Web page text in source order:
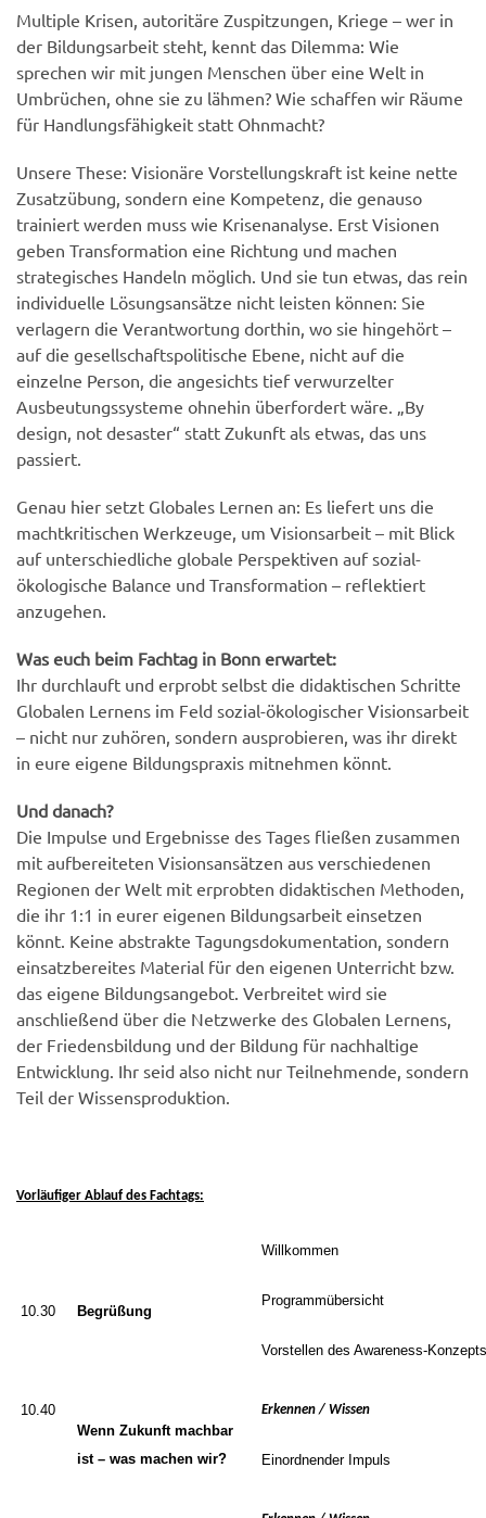
Multiple Krisen, autoritäre Zuspitzungen, Kriege – wer in
der Bildungsarbeit steht, kennt das Dilemma: Wie
sprechen wir mit jungen Menschen über eine Welt in
Umbrüchen, ohne sie zu lähmen? Wie schaffen wir Räume
für Handlungsfähigkeit statt Ohnmacht?
Unsere These: Visionäre Vorstellungskraft ist keine nette
Zusatzübung, sondern eine Kompetenz, die genauso
trainiert werden muss wie Krisenanalyse. Erst Visionen
geben Transformation eine Richtung und machen
strategisches Handeln möglich. Und sie tun etwas, das rein
individuelle Lösungsansätze nicht leisten können: Sie
verlagern die Verantwortung dorthin, wo sie hingehört –
auf die gesellschaftspolitische Ebene, nicht auf die
einzelne Person, die angesichts tief verwurzelter
Ausbeutungssysteme ohnehin überfordert wäre. „By
design, not desaster“ statt Zukunft als etwas, das uns
passiert.
Genau hier setzt Globales Lernen an: Es liefert uns die
machtkritischen Werkzeuge, um Visionsarbeit – mit Blick
auf unterschiedliche globale Perspektiven auf sozial-
ökologische Balance und Transformation – reflektiert
anzugehen.
Was euch beim Fachtag in Bonn erwartet:
Ihr durchlauft und erprobt selbst die didaktischen Schritte
Globalen Lernens im Feld sozial-ökologischer Visionsarbeit
– nicht nur zuhören, sondern ausprobieren, was ihr direkt
in eure eigene Bildungspraxis mitnehmen könnt.
Und danach?
Die Impulse und Ergebnisse des Tages fließen zusammen
mit aufbereiteten Visionsansätzen aus verschiedenen
Regionen der Welt mit erprobten didaktischen Methoden,
die ihr 1:1 in eurer eigenen Bildungsarbeit einsetzen
könnt. Keine abstrakte Tagungsdokumentation, sondern
einsatzbereites Material für den eigenen Unterricht bzw.
das eigene Bildungsangebot. Verbreitet wird sie
anschließend über die Netzwerke des Globalen Lernens,
der Friedensbildung und der Bildung für nachhaltige
Entwicklung. Ihr seid also nicht nur Teilnehmende, sondern
Teil der Wissensproduktion.
Vorläufiger Ablauf des Fachtags:
10.30 Begrüßung
Willkommen
Programmübersicht
Vorstellen des Awareness-
10. 40
Wenn Zukunft machbar
ist – was machen wir?
Erkennen / Wissen
Einordnender Impuls